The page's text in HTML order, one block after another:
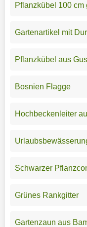
Pflanzkübel 100 cm
Gartenartikel mit
Pflanzkübel aus
Bosnien Flagge
Hochbeckenleiter
Schwarzer
Grünes Rankgitter
Gartenzaun aus